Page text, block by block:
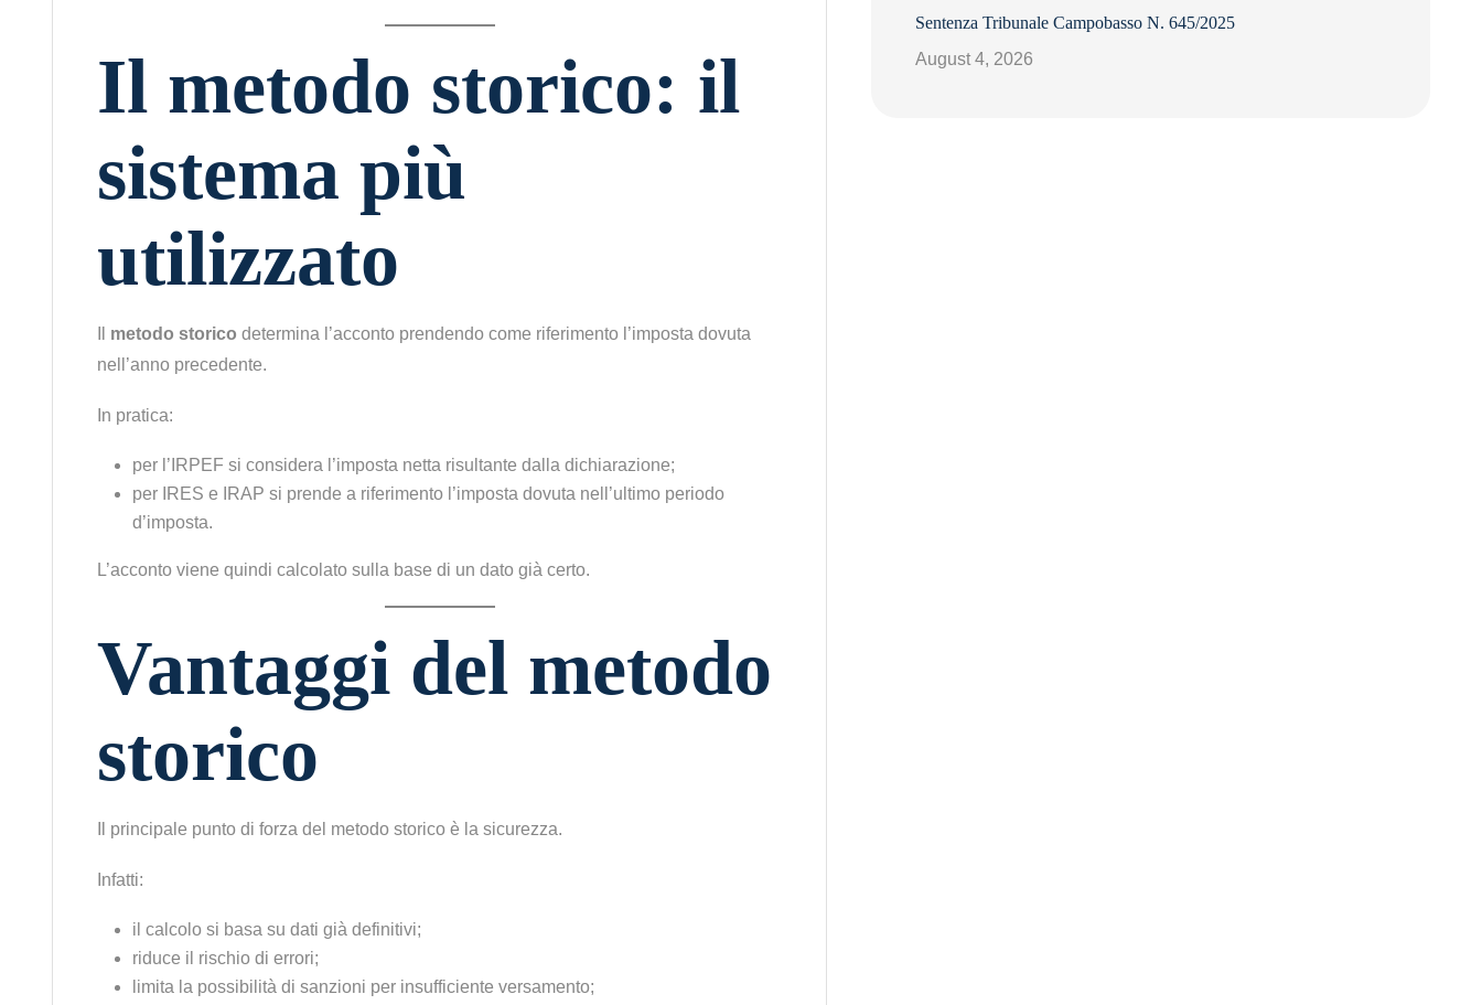
Il metodo storico: il
sistema più
utilizzato
metodo storico determina l’acconto prendendo come riferimento l’imposta dovuta
nell’anno precedente.
In pratica:
per l’IRPEF si considera l’imposta netta risultante dalla dichiarazione;
per IRES e IRAP si prende a riferimento l’imposta dovuta nell’ultimo periodo
d’imposta.
L’acconto viene quindi calcolato sulla base di un dato già certo.
Vantaggi del metodo
storico
Il principale punto di forza del metodo storico è la sicurezza.
Infatti:
il calcolo si basa su dati già definitivi;
riduce il rischio di errori;
limita la possibilità di sanzioni per insufficiente versamento;
Sentenza Tribunale Campobasso N. 645/2025
August 4, 2026